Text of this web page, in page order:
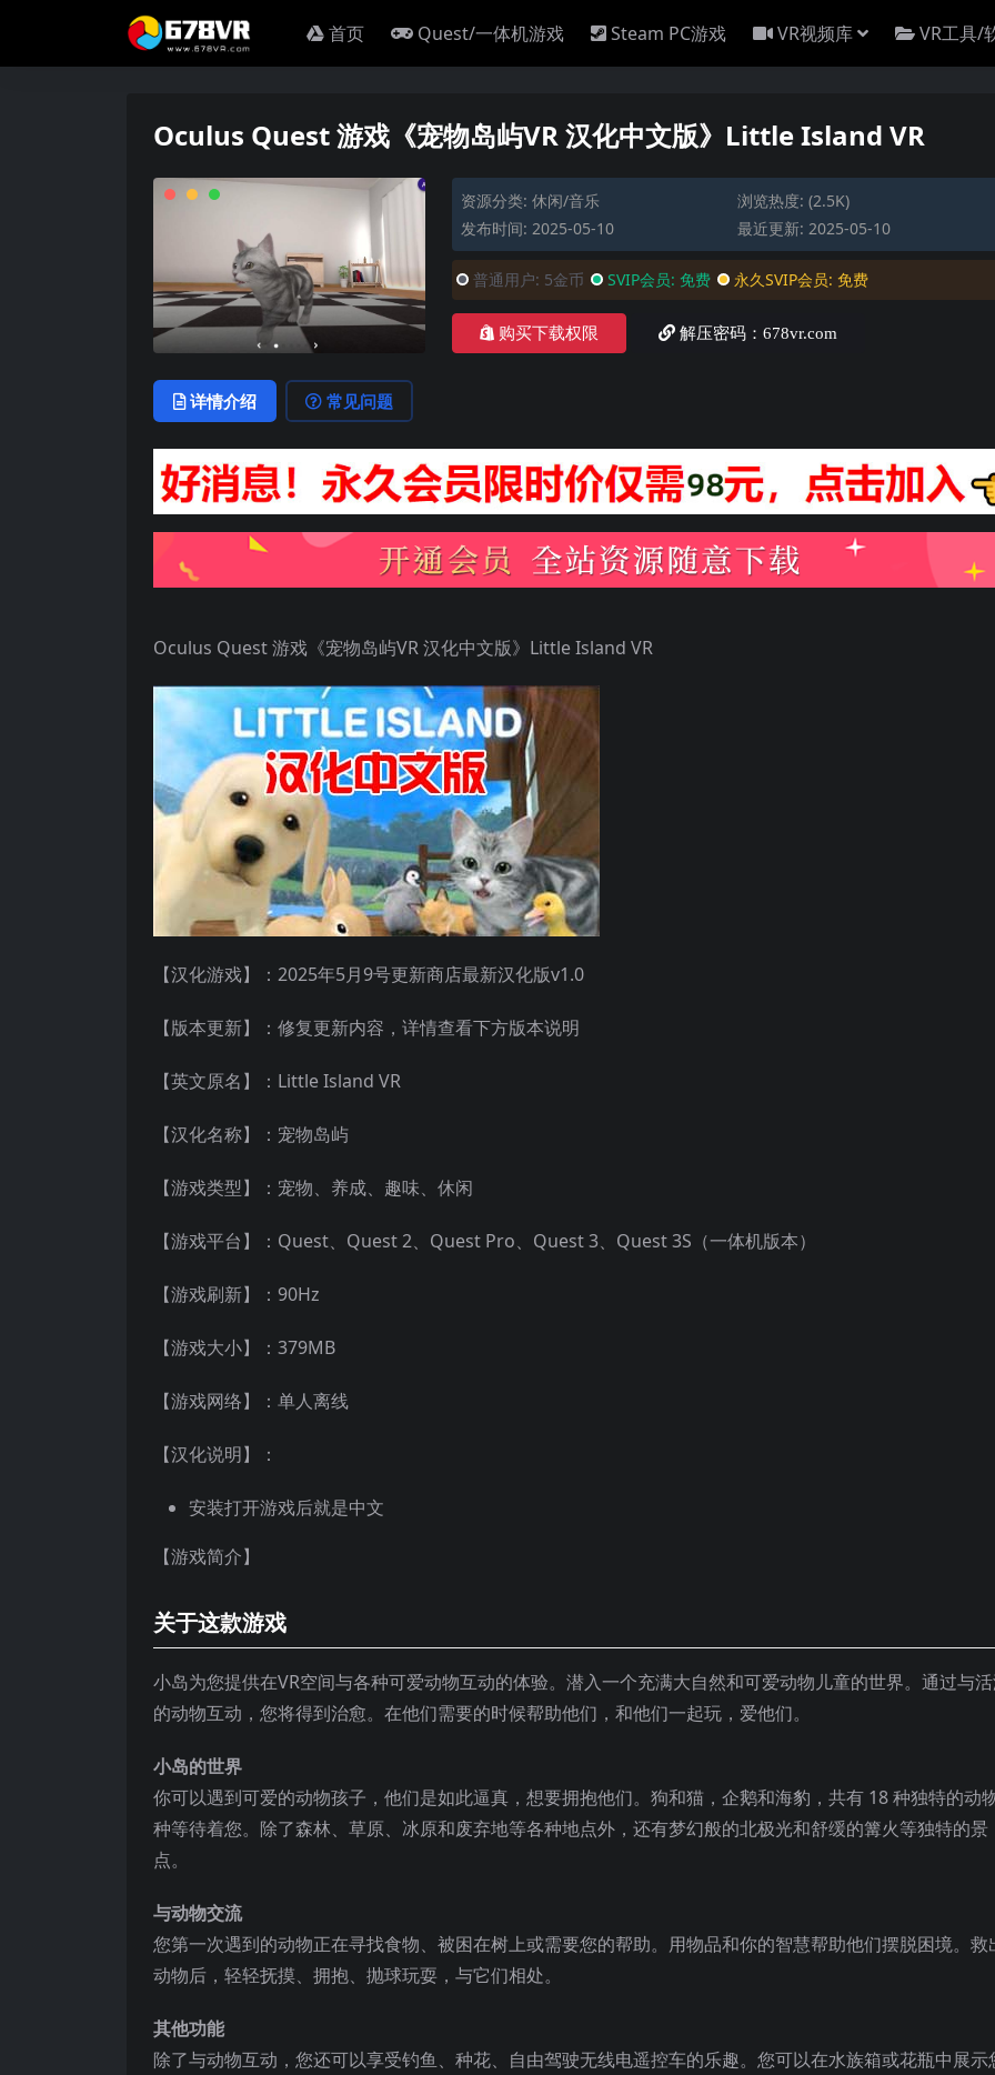
首页 Quest/一体机游戏 Steam PC游戏 VR视频库 VR工具/
Oculus Quest 游戏《宠物岛屿VR 汉化中文版》Little Island VR
资源分类: 休闲/音乐
浏览热度: (2.5K)
发布时间: 2025-05-10
最近更新: 2025-05-10
普通用户: 5金币 SVIP会员: 免费 永久SVIP会员: 免费
购买下载权限 解压密码：678vr.com
详情介绍 常见问题
Oculus Quest 游戏《宠物岛屿VR 汉化中文版》Little Island VR
【汉化游戏】：2025年5月9号更新商店最新汉化版v1.0
【版本更新】：修复更新内容，详情查看下方版本说明
【英文原名】：Little Island VR
【汉化名称】：宠物岛屿
【游戏类型】：宠物、养成、趣味、休闲
【游戏平台】：Quest、Quest 2、Quest Pro、Quest 3、Quest 3S（一体机版本）
【游戏刷新】：90Hz
【游戏大小】：379MB
【游戏网络】：单人离线
【汉化说明】：
安装打开游戏后就是中文
【游戏简介】
关于这款游戏
小岛为您提供在VR空间与各种可爱动物互动的体验。潜入一个充满大自然和可爱动物儿童的世界。通过与
的动物互动，您将得到治愈。在他们需要的时候帮助他们，和他们一起玩，爱他们。
小岛的世界
你可以遇到可爱的动物孩子，他们是如此逼真，想要拥抱他们。狗和猫，企鹅和海豹，共有 18 种独特的动
种等待着您。除了森林、草原、冰原和废弃地等各种地点外，还有梦幻般的北极光和舒缓的篝火等独特的景
点。
与动物交流
您第一次遇到的动物正在寻找食物、被困在树上或需要您的帮助。用物品和你的智慧帮助他们摆脱困境。救
动物后，轻轻抚摸、拥抱、抛球玩耍，与它们相处。
其他功能
除了与动物互动，您还可以享受钓鱼、种花、自由驾驶无线电遥控车的乐趣。您可以在水族箱或花瓶中展示